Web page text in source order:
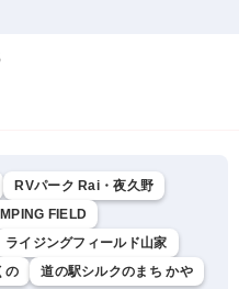
RVパーク Rai・夜久野
FIELD
ライジングフィールド山家
の 道の駅シルクのまち かや